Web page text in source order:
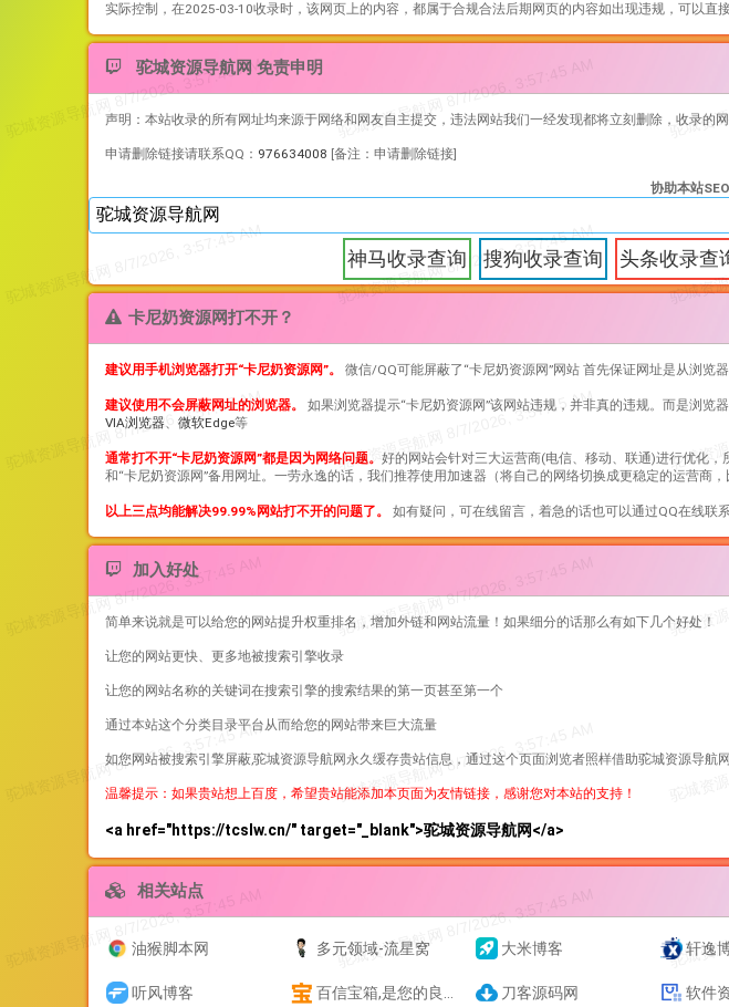
实际控制，在2025-03-10收录时，该网页上的内容，都属于合规合法后期网页的内容如出现违规，可以直
驼城资源导航网 免责申明
声明：本站收录的所有网址均来源于网络和网友自主提交，违法网站我们一经发现都将立刻删除，收录的
申请删除链接请联系QQ： 976634008 [备注：申请删除链接]
协助本站
神马收录查询 搜狗收录查询 头条收录查
卡尼奶资源网打不开？
建议用手机浏览器打开“卡尼奶资源网”。 微信/QQ可能屏蔽了“卡尼奶资源网”网站 首先保证网址是从浏览
建议使用不会屏蔽网址的浏览器。 如果浏览器提示“卡尼奶资源网”该网站违规，并非真的违规。而是浏览
VIA浏览器、 微软Edge等
通常打不开“卡尼奶资源网”都是因为网络问题。 好的网站会针对三大运营商(电信、移动、联通)进行优化
和“卡尼奶资源网”备用网址。一劳永逸的话，我们推荐使用加速器（将自己的网络切换成更稳定的运营商
以上三点均能解决99.99%网站打不开的问题了。 如有疑问，可在线留言，着急的话也可以通过QQ在线联系
加入好处
简单来说就是可以给您的网站提升权重排名，增加外链和网站流量！如果细分的话那么有如下几个好处！
让您的网站更快、更多地被搜索引擎收录
让您的网站名称的关键词在搜索引擎的搜索结果的第一页甚至第一个
通过本站这个分类目录平台从而给您的网站带来巨大流量
如您网站被搜索引擎屏蔽,驼城资源导航网永久缓存贵站信息，通过这个页面浏览者照样借助驼城资源导航
温馨提示：如果贵站想上百度，希望贵站能添加本页面为友情链接，感谢您对本站的支持！
<a href="https://tcslw.cn/" target="_blank">驼城资源导航网</a>
相关站点
油猴脚本网 多元领域-流星窝 大米博客 轩逸
听风博客 百信宝箱,是您的良师益友！ 刀客源码网 软件